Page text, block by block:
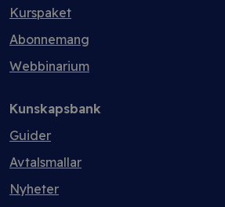
Kurspaket
Abonnemang
Webbinarium
Kunskapsbank
Guider
Avtalsmallar
Nyheter